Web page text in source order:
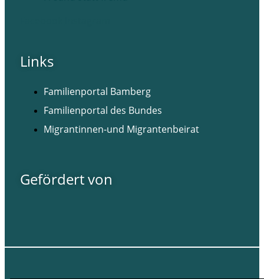
Links
Familienportal Bamberg
Familienportal des Bundes
Migrantinnen-und Migrantenbeirat
Gefördert von